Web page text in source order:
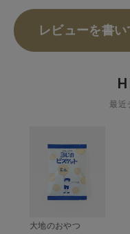
レビューを書
最近
大地のおやつ